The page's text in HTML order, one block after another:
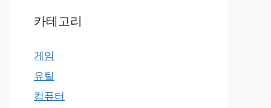
카테고리
게임
유틸
컴퓨터